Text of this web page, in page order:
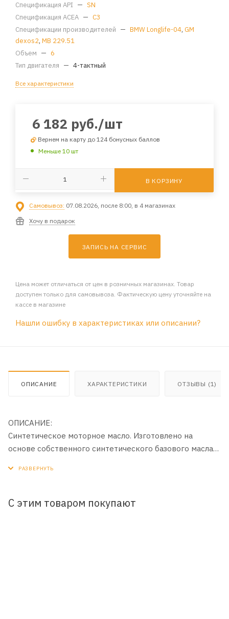
Спецификация API — SN
Спецификация ACEA — C3
Спецификации производителей — BMW Longlife-04, GM
dexos2, MB 229.51
Объем — 6
Тип двигателя — 4-тактный
Все характеристики
6 182 руб./шт
Вернем на карту до 124 бонусных баллов
Меньше 10 шт
В КОРЗИНУ
Самовывоз: 07.08.2026, после 8:00, в 4 магазинах
Хочу в подарок
ЗАПИСЬ НА СЕРВИС
Цена может отличаться от цен в розничных магазинах. Товар
доступен только для самовывоза. Фактическую цену уточняйте на
кассе в магазине
Нашли ошибку в характеристиках или описании?
ОПИСАНИЕ ХАРАКТЕРИСТИКИ ОТЗЫВЫ (1)
ОПИСАНИЕ:
Синтетическое моторное масло. Изготовлено на
основе собственного синтетического базового масла
С этим товаром покупают